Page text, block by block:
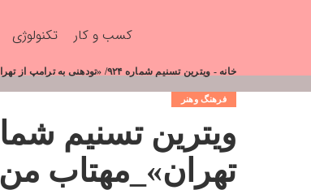
کسب و کار تکنولوژی
خانه - ویترین تسنیم شماره ۹۲۴/ «تودهنی به ترامپ از تهران»_مهتاب من
فرهنگ وهنر
تهران»_مهتاب من